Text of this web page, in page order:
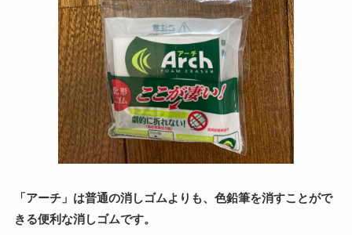
「アーチ」は普通の消しゴムよりも、色鉛筆を消すことがで
きる便利な消しゴムです。